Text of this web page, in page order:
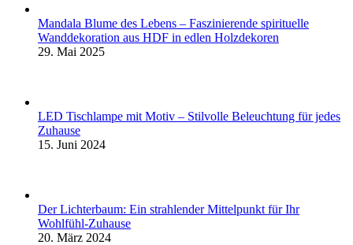
Mandala Blume des Lebens – Faszinierende spirituelle
Wanddekoration aus HDF in edlen Holzdekoren
29. Mai 2025
LED Tischlampe mit Motiv – Stilvolle Beleuchtung für jedes
Zuhause
15. Juni 2024
Der Lichterbaum: Ein strahlender Mittelpunkt für Ihr
Wohlfühl-Zuhause
20. März 2024